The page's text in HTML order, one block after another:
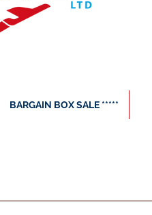
BARGAIN BOX SALE *****